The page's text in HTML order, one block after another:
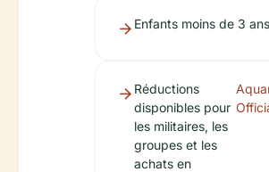
Enfants moins de 3
Réductions
disponibles pour
les militaires, les
groupes et les
achats en